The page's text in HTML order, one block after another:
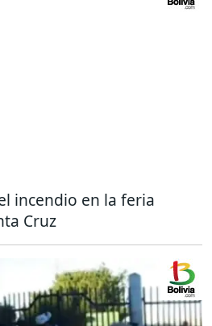
incendio en la feria
Cruz